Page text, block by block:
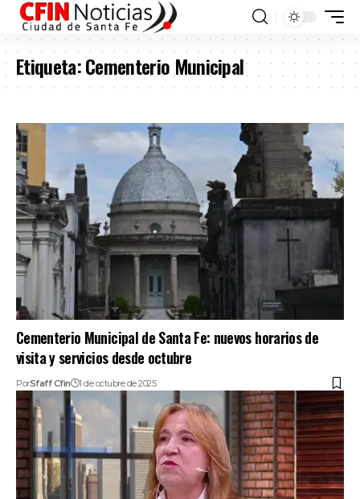
Etiqueta:Cementerio Municipal
Cementerio Municipal de Santa Fe: nuevos horarios de
visita y servicios desde octubre
PorSfaff Cfin 1 de octubre de 2025